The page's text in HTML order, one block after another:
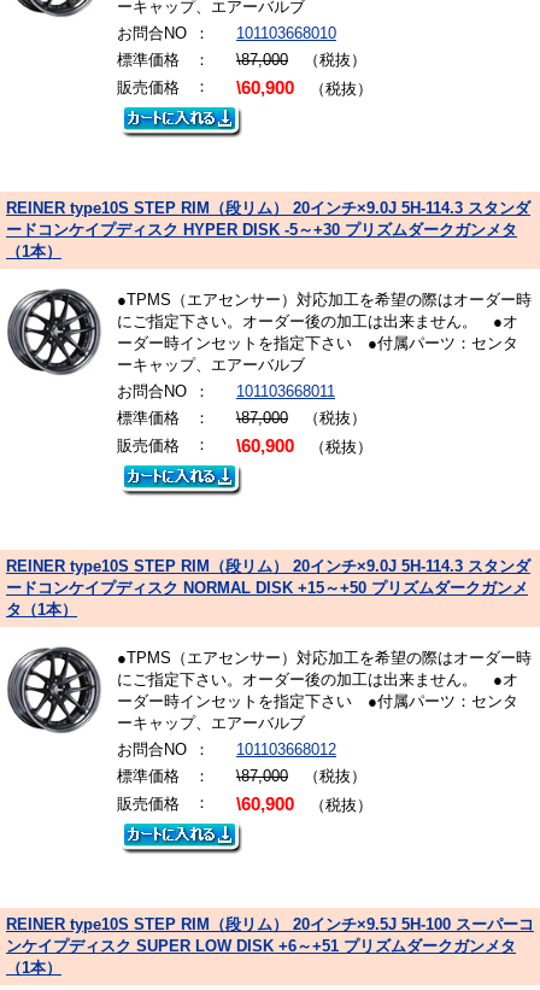
ーキャップ、エアーバルブ
お問合NO
：
101103668010
標準価格
： \87,000 （税抜）
販売価格
： \60,900 （税抜）
REINER type10S STEP RIM（段リム） 20インチ×9.0J 5H-114.3 スタンダ
ードコンケイプディスク HYPER DISK -5～+30 プリズムダークガンメタ
（1本）
●TPMS（エアセンサー）対応加工を希望の際はオーダー時
にご指定下さい。オーダー後の加工は出来ません。 ●オ
ーダー時インセットを指定下さい ●付属パーツ：センタ
ーキャップ、エアーバルブ
お問合NO
：
101103668011
標準価格
： \87,000 （税抜）
販売価格
： \60,900 （税抜）
REINER type10S STEP RIM（段リム） 20インチ×9.0J 5H-114.3 スタンダ
ードコンケイプディスク NORMAL DISK +15～+50 プリズムダークガンメ
タ（1本）
●TPMS（エアセンサー）対応加工を希望の際はオーダー時
にご指定下さい。オーダー後の加工は出来ません。 ●オ
ーダー時インセットを指定下さい ●付属パーツ：センタ
ーキャップ、エアーバルブ
お問合NO
：
101103668012
標準価格
： \87,000 （税抜）
販売価格
： \60,900 （税抜）
REINER type10S STEP RIM（段リム） 20インチ×9.5J 5H-100 スーパーコ
ンケイプディスク SUPER LOW DISK +6～+51 プリズムダークガンメタ
（1本）